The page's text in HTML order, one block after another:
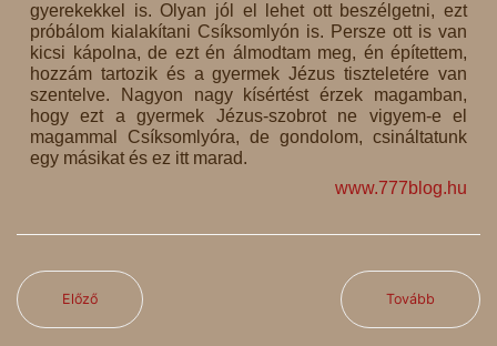
gyerekekkel is. Olyan jól el lehet ott beszélgetni, ezt
próbálom kialakítani Csíksomlyón is. Persze ott is van
kicsi kápolna, de ezt én álmodtam meg, én építettem,
hozzám tartozik és a gyermek Jézus tiszteletére van
szentelve. Nagyon nagy kísértést érzek magamban,
hogy ezt a gyermek Jézus-szobrot ne vigyem-e el
magammal Csíksomlyóra, de gondolom, csináltatunk
egy másikat és ez itt marad.
www.777blog.hu
Előző Tovább